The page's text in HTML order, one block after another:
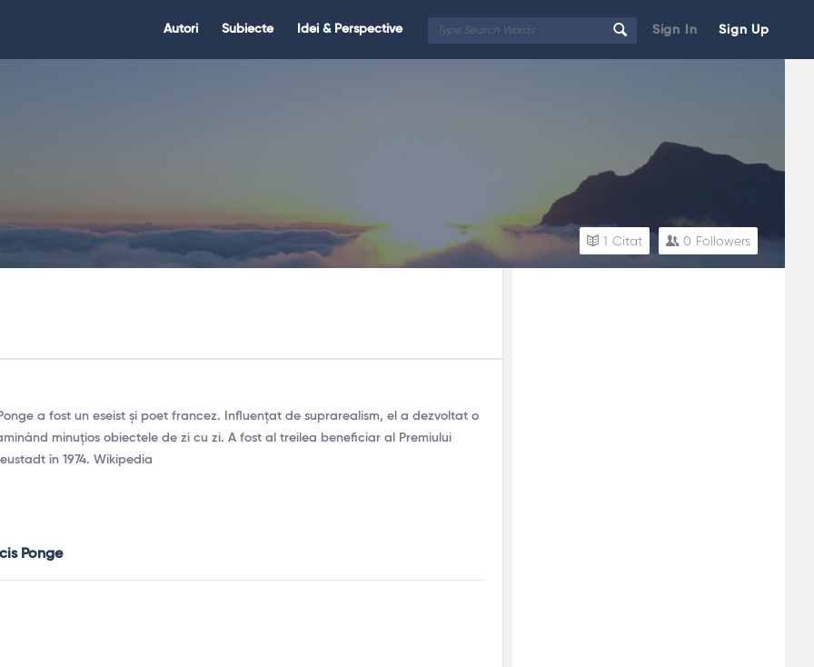
Sign In Sign Up
Citate.ro
Autori Subiecte Idei & Perspective
0 Followers
1 Citat
a fost un eseist și poet francez. Influențat de suprarealism, el a dezvoltat o
minuțios obiectele de zi cu zi. A fost al treilea beneficiar al Premiului
în 1974. Wikipedia
Ponge